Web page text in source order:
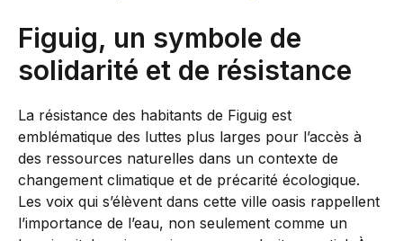
Figuig, un symbole de
solidarité et de résistance
La résistance des habitants de Figuig est
emblématique des luttes plus larges pour l’accès à
des ressources naturelles dans un contexte de
changement climatique et de précarité écologique.
Les voix qui s’élèvent dans cette ville oasis rappellent
l’importance de l’eau, non seulement comme un